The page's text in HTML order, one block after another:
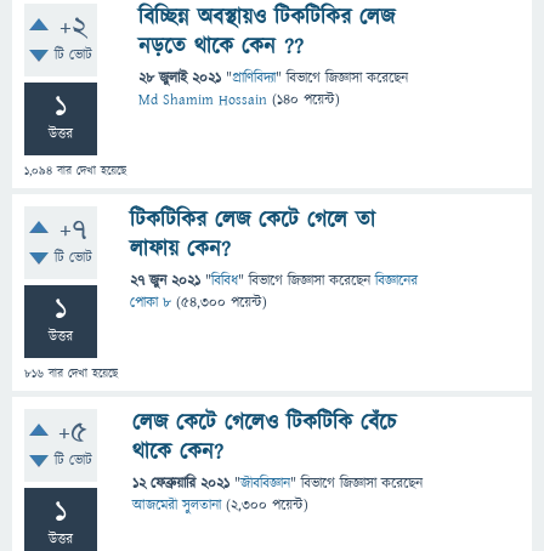
+2
টি ভোট
1
উত্তর
1,094 বার দেখা হয়েছে
বিচ্ছিন্ন অবস্থায়ও টিকটিকির লেজ
নড়তে থাকে কেন ??
28 জুলাই 2021 "প্রাণিবিদ্যা" বিভাগে জিজ্ঞাসাকরেছেন
Md Shamim Hossain (140 পয়েন্ট)
+7
টি ভোট
1
উত্তর
816 বার দেখা হয়েছে
টিকটিকির লেজ কেটে গেলে তা
লাফায় কেন?
27 জুন 2021 "বিবিধ" বিভাগে জিজ্ঞাসাকরেছেনবিজ্ঞানের
পোকা ৮ (54,300 পয়েন্ট)
+5
টি ভোট
1
উত্তর
লেজ কেটে গেলেও টিকটিকি বেঁচে
থাকে কেন?
12 ফেব্রুয়ারি 2021 "জীববিজ্ঞান" বিভাগে জিজ্ঞাসাকরেছেন
আজমেরী সুলতানা (2,300 পয়েন্ট)